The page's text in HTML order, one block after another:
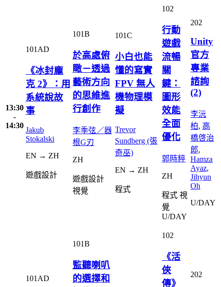
13:30
-
14:30
101AD
《冰封龐
克 2》：用
系統說故
事
Jakub
Stokalski
EN → ZH
遊戲設計
101B
於高處俯
瞰－透過
藝術方向
的思維進
行創作
李季弦／器
根G刃
ZH
遊戲設計
視覺
101C
小白也能
懂的寫實
FPV 無人
機物理模
擬
Trevor
Sundberg (張
奇巫)
EN → ZH
程式
102
行動
遊戲
流暢
關
鍵：
圖形
效能
全面
優化
郭時粹
ZH
程式 視
覺
U/DAY
202
Unity
官方
專業
諮詢
(2)
李沅
柏, 高
橋啓治
郎,
Hamza
Ayaz,
Jihyun
Oh
U/DAY
101AD
101B
監聽喇叭
的選擇和
102
《活
俠
傳》
202